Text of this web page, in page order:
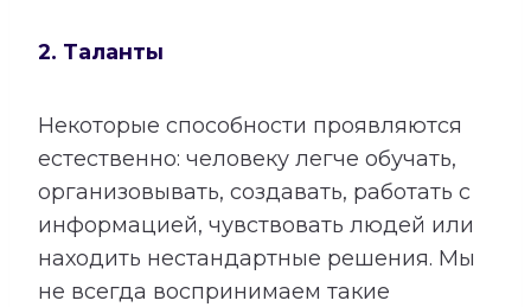
2. Таланты
Некоторые способности проявляются
естественно: человеку легче обучать,
организовывать, создавать, работать с
информацией, чувствовать людей или
находить нестандартные решения. Мы
не всегда воспринимаем такие